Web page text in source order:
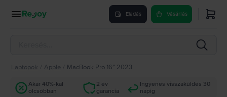
Eladás Vásárlás
Laptopok Apple MacBook Pro 16″ 2023
Akár 40%-kal
olcsóbban
2 év
garancia
Ingyenes visszaküldés 30
napig